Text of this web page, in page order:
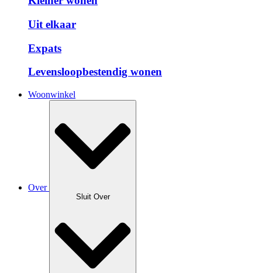
Uit elkaar
Expats
Levensloopbestendig wonen
Woonwinkel
Over
Sluit Over